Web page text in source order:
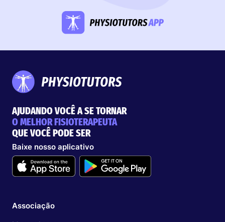
AJUDANDO VOCÊ A SE TORNAR
O MELHOR FISIOTERAPEUTA
QUE VOCÊ PODE SER
Baixe nosso aplicativo
Associação